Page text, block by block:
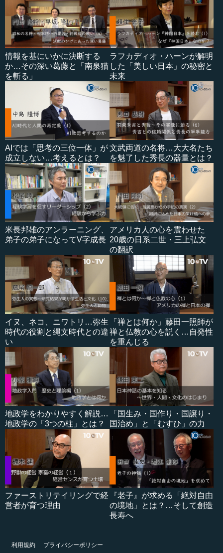
情報を基にいかに決断する
か…その深い葛藤と「南泉猫
を斬る」
ラフカディオ・ハーンが解明
した「美しい日本」の秘密と
未来
AIでは「思考の三位一体」が
成立しない…考えるとは？
文武両道の名将…大大名たち
を魅了した秀長の器量とは？
米長邦雄のアンラーニング、
弟子の弟子になってV字成長
アメリカ人の心を震わせた
20歳の日系二世・三上弘文
の翻訳
イヌ、ネコ、ニワトリ…弥生
時代の役割と縄文時代との違
い
「禅とは何か」藤田一照師が
禅と仏教の心を説く…自発性
を重んじる
地政学をわかりやすく解説…
地政学の「3つの柱」とは？
「国生み・国作り・国譲り・
国治め」と「むすひ」の力
ファーストリテイリングで経
営者が育つ理由
『老子』が求める「絶対自由
の境地」とは？…そして創造
長寿へ
利用規約 プライバシーポリシー